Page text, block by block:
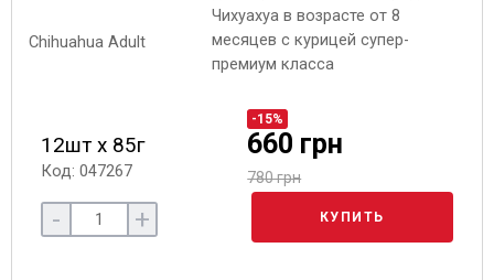
Чихуахуа в возрасте от 8
месяцев с курицей супер-
премиум класса
12шт х 85г
Код: 047267
-15%
660 грн
780 грн
- + КУПИТЬ